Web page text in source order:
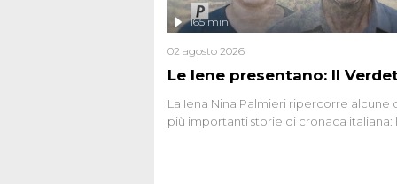
Le Iene presentano: Il
165 min
02 agosto 2026
La Iena Nina Palmieri ripercorre alcune
più importanti storie di cronaca italiana: